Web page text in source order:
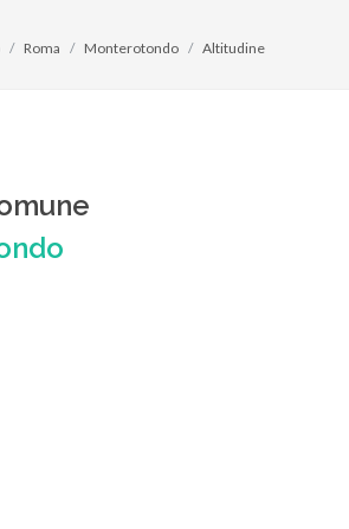
Roma Monterotondo Altitudine